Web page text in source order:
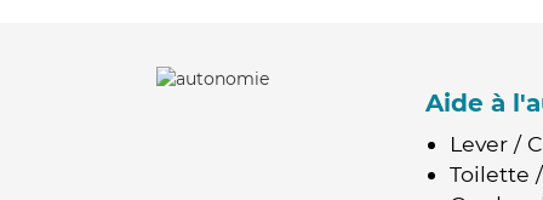
Aide à
Lever /
Toilette